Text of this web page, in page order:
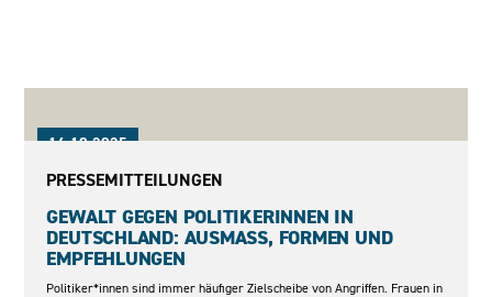
16.10.2025
PRESSEMITTEILUNGEN
GEWALT GEGEN POLITIKERINNEN IN
DEUTSCHLAND: AUSMASS, FORMEN UND E
MPFEHLUNGEN
Politiker*innen sind immer häufiger Zielscheibe von Angriffen. Frauen in